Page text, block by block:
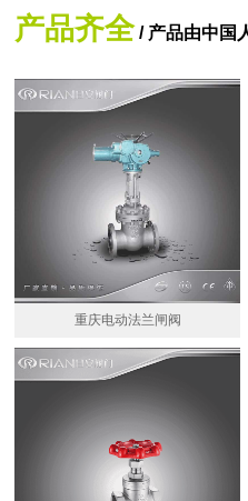
产品齐全/ 产品由中国
重庆电动法兰闸阀